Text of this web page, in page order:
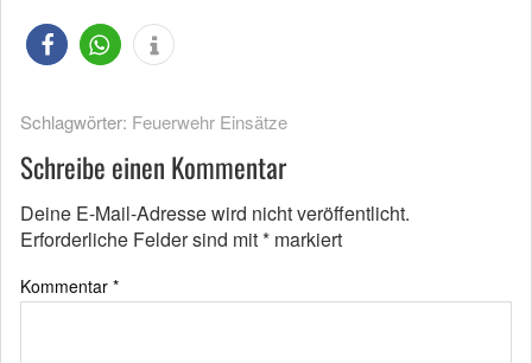
Schlagwörter: Feuerwehr Einsätze
Schreibe einen Kommentar
Deine E-Mail-Adresse wird nicht veröffentlicht.
Erforderliche Felder sind mit* markiert
Kommentar *